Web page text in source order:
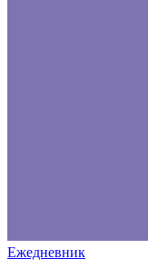
Ежедневник